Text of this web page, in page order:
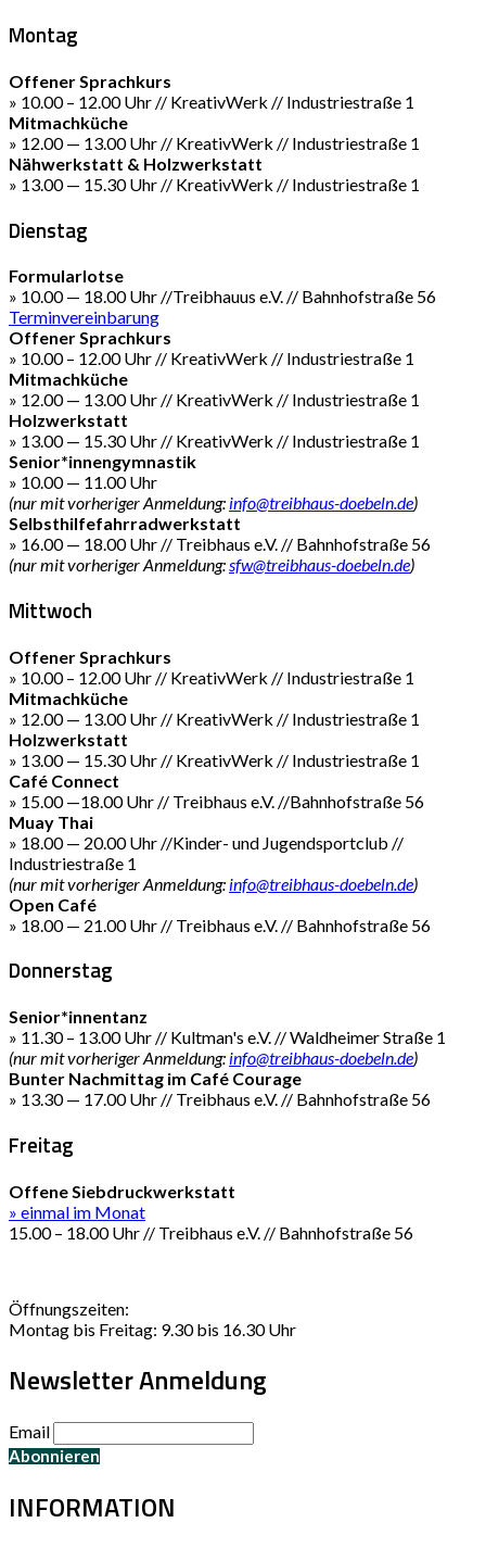
Montag
Offener Sprachkurs
» 10.00 – 12.00 Uhr // KreativWerk // Industriestraße 1
Mitmachküche
» 12.00 — 13.00 Uhr // KreativWerk // Industriestraße 1
Nähwerkstatt & Holzwerkstatt
» 13.00 — 15.30 Uhr // KreativWerk // Industriestraße 1
Dienstag
Formularlotse
» 10.00 — 18.00 Uhr //Treibhauus e.V. // Bahnhofstraße 56
Terminvereinbarung
Offener Sprachkurs
» 10.00 – 12.00 Uhr // KreativWerk // Industriestraße 1
Mitmachküche
» 12.00 — 13.00 Uhr // KreativWerk // Industriestraße 1
Holzwerkstatt
» 13.00 — 15.30 Uhr // KreativWerk // Industriestraße 1
Senior*innengymnastik
» 10.00 — 11.00 Uhr
(nur mit vorheriger Anmeldung: info@treibhaus-doebeln.de)
Selbsthilfefahrradwerkstatt
» 16.00 — 18.00 Uhr // Treibhaus e.V. // Bahnhofstraße 56
(nur mit vorheriger Anmeldung:sfw@treibhaus-doebeln.de)
Mittwoch
Offener Sprachkurs
» 10.00 – 12.00 Uhr // KreativWerk // Industriestraße 1
Mitmachküche
» 12.00 — 13.00 Uhr // KreativWerk // Industriestraße 1
Holzwerkstatt
» 13.00 — 15.30 Uhr // KreativWerk // Industriestraße 1
Café Connect
» 15.00 —18.00 Uhr // Treibhaus e.V. //Bahnhofstraße 56
Muay Thai
» 18.00 — 20.00 Uhr //Kinder- und Jugendsportclub //
Industriestraße 1
(nur mit vorheriger Anmeldung: info@treibhaus-doebeln.de)
Open Café
» 18.00 — 21.00 Uhr // Treibhaus e.V. // Bahnhofstraße 56
Donnerstag
Senior*innentanz
» 11.30 – 13.00 Uhr // Kultman's e.V. // Waldheimer Straße 1
(nur mit vorheriger Anmeldung: info@treibhaus-doebeln.de)
Bunter Nachmittag im Café Courage
» 13.30 — 17.00 Uhr // Treibhaus e.V. // Bahnhofstraße 56
Freitag
Offene Siebdruckwerkstatt
» einmal im Monat
15.00 – 18.00 Uhr // Treibhaus e.V. // Bahnhofstraße 56
Öffnungszeiten:
Montag bis Freitag: 9.30 bis 16.30 Uhr
Newsletter Anmeldung
Email
INFORMATION